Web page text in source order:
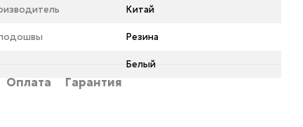
Китай
Резина
Белый
Оплата Гарантия